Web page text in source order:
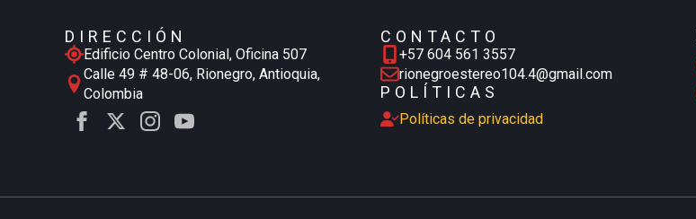
DIRECCIÓN
Edificio Centro Colonial, Oficina 507
Calle 49 # 48-06, Rionegro, Antioquia,
Colombia
CONTACTO
+57 604 561 3557
rionegroestereo104.4@gmail.com
POLÍTICAS
Políticas de privacidad